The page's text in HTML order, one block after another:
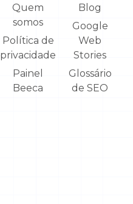
Quem
somos
Política de
privacidade
Painel
Beeca
Blog
Google
Web
Stories
Glossário
de SEO